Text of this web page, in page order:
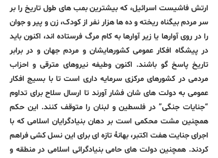
ارتش فاشیست اسرائیل، که بیشترین بمب های طول تاریخ را بر
سر مردم بیگناه ریخته و ده ها هزار نفر از کودک، زن و پیر و جوان
را در روی آوارها یا زیر آوارها به کام مرگ فرستاده اند، اکنون باید
در پیشگاه افکار عمومی کشورهایشان و مردم جهان و در برابر
تاریخ پاسخ گو باشند. اکنون وطیفه نیروهای مترقی و احزاب
مردمی در کشورهای مرکزی سرمایه داری است تا با بسیج افکار
عمومی به دولت های شان فشار آورند تا ارسال سلاح برای تداوم
“جنایات جنگی” در فلسطین و لبنان را متوقف کنند. این حکم
همچنین مشت محکمی است بر دهان بنیادگرایان اسلامی که با
اجرای جنایت هفت اکتبر، بهانۀ تازه ای برای این نسل کشی فراهم
کردند. همچنین دولت های حامی بنیادگرائی اسلامی در منطقه و